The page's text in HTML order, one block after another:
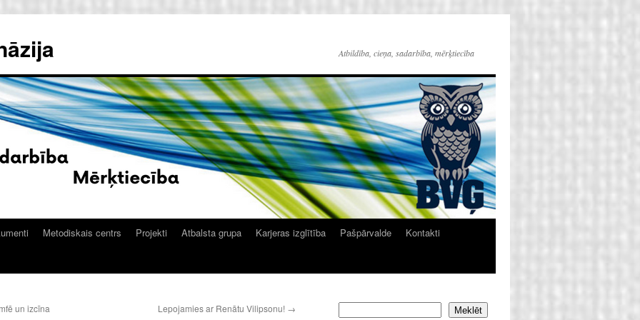
Atbildība, cieņa, sadarbība, mērķtiecība
Metodiskais centrs Projekti Atbalsta grupa Karjeras izglītība Pašpārvalde
Kontakti
un izcīna
Lepojamies ar Renātu Vilipsonu! → Meklēt